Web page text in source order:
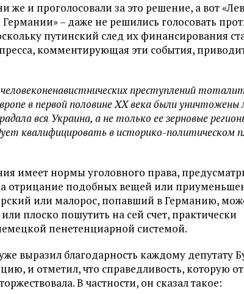
же и проголосовали за это решение, а вот
– даже не решились голосовать
путинский след их финансирования
комментирующая эти события,
преступлений
в первой половине XX века были
вся Украина, а не только ее зерновые
квалифицировать в историко-политическом
имеет нормы уголовного права,
отрицание подобных вещей или
или малорос, попавший в Германию,
плоско пошутить на сей счет, практически
пенетенциарной системой.
выразил благодарность каждому депутату
и отметил, что справедливость, которую
В частности, он сказал такое: